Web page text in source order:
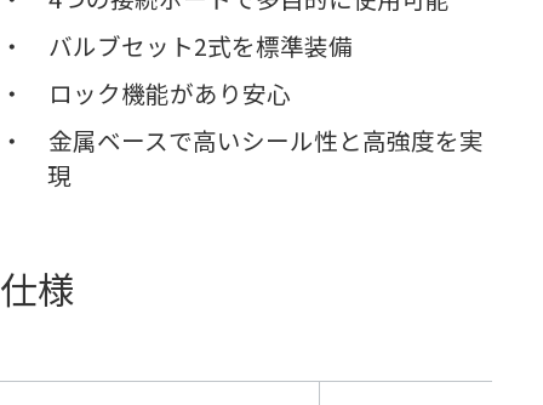
バルブセット2式を標準装備
ロック機能があり安心
金属ベースで高いシール性と高強度を実
現
仕様